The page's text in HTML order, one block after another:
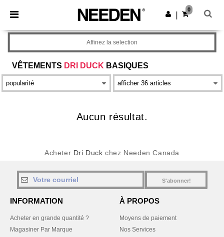
× Appli Needen
Meilleurs prix sur l’app !
Obtenir l'appli
0
VÊTEMENTS DRI DUCK BASIQUES
Affinez la selection
Aucun résultat.
Acheter Dri Duck chez Needen Canada
S'abonner!
INFORMATION
Acheter en grande quantité ?
Magasiner Par Marque
À PROPOS
Moyens de paiement
Nos Services